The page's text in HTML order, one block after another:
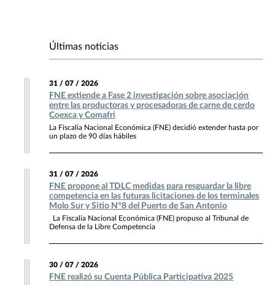
Últimas noticias
31 / 07 / 2026
FNE extiende a Fase 2 investigación sobre asociación
entre las productoras y procesadoras de carne de cerdo
Coexca y Comafri
La Fiscalía Nacional Económica (FNE) decidió extender hasta por
un plazo de 90 días hábiles
31 / 07 / 2026
FNE propone al TDLC medidas para resguardar la libre
competencia en las futuras licitaciones de los terminales
Molo Sur y Sitio N°8 del Puerto de San Antonio
La Fiscalía Nacional Económica (FNE) propuso al Tribunal de
Defensa de la Libre Competencia
30 / 07 / 2026
FNE realizó su Cuenta Pública Participativa 2025